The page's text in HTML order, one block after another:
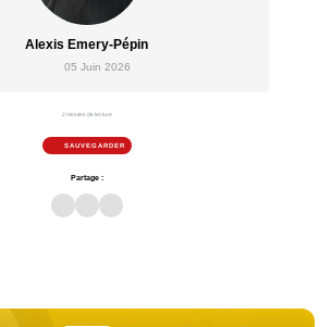
Alexis Emery-Pépin
05 Juin 2026
2 minutes de lecture
SAUVEGARDER
Partage :